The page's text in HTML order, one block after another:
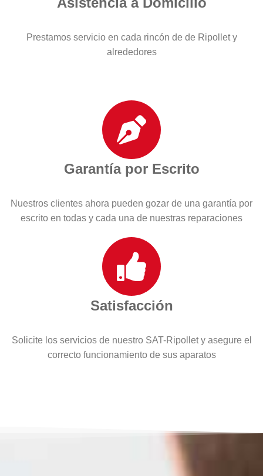
Prestamos servicio en cada rincón de de Ripollet y
alrededores
Garantía por Escrito
Nuestros clientes ahora pueden gozar de una garantía por
escrito en todas y cada una de nuestras reparaciones
Satisfacción
Solicite los servicios de nuestro SAT-Ripollet y asegure el
correcto funcionamiento de sus aparatos